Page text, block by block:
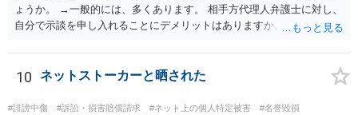
ょうか。 →一般的には、多くあります。 相手方代理人弁護士に対し、
自分で示談を申し入れることにデメリットはありますか。 →弁護士で
できる主張を展開するのが難しいという点が指摘されるでしょう。 弁
護士に依頼する経済的余裕がない場合、自分で示談交渉を行う際に注
弁護士にご相談になるのが良いかと存じます。まずは電話相談などで
10 ネットストーカーと晒された
#誹謗中傷 #訴訟・損害賠償請求 #ネット上の個人特定被害
#名誉毀損